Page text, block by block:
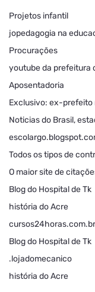
Projetos infantil
jopedagogia na
Procurações
youtube da prefeitura
Aposentadoria
Exclusivo: ex-prefeito
Noticias do Brasil,
Todos os tipos de
O maior site de
Blog do Hospital de Tk
história do Acre
cursos24horas.com.br
Blog do Hospital de Tk
.lojadomecanico
história do Acre